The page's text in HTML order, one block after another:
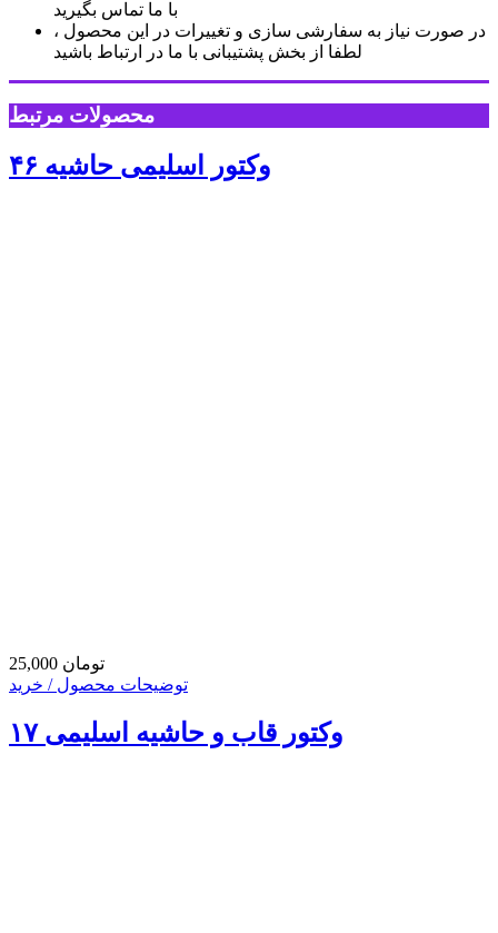
با ما تماس بگیرید
در صورت نیاز به سفارشی سازی و تغییرات در این محصول ،
لطفا از بخش پشتیبانی با ما در ارتباط باشید
محصولات مرتبط
وکتور اسلیمی حاشیه ۴۶
25,000 تومان
توضیحات محصول / خرید
وکتور قاب و حاشیه اسلیمی ۱۷